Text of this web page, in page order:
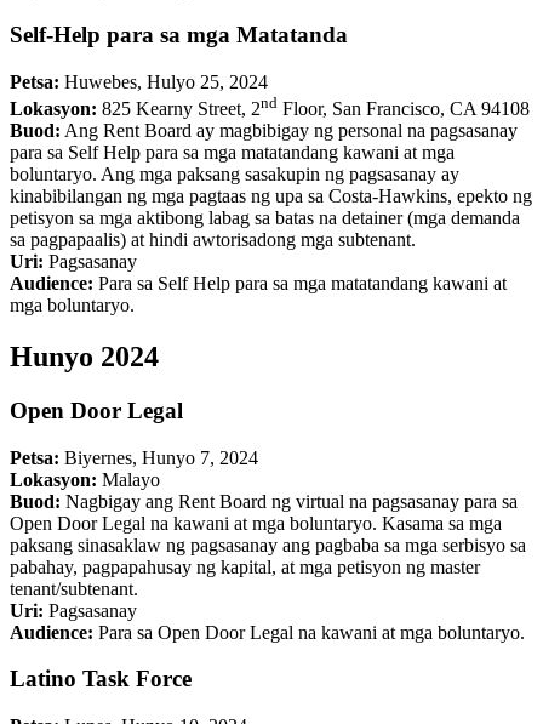
Self-Help para sa mga Matatanda
Petsa: Huwebes, Hulyo 25, 2024
Lokasyon: 825 Kearny Street, 2nd Floor, San Francisco, CA 94108
Buod: Ang Rent Board ay magbibigay ng personal na pagsasanay
para sa Self Help para sa mga matatandang kawani at mga
boluntaryo. Ang mga paksang sasakupin ng pagsasanay ay
kinabibilangan ng mga pagtaas ng upa sa Costa-Hawkins, epekto ng
petisyon sa mga aktibong labag sa batas na detainer (mga demanda
sa pagpapaalis) at hindi awtorisadong mga subtenant.
Uri: Pagsasanay
Audience: Para sa Self Help para sa mga matatandang kawani at
mga boluntaryo.
Hunyo 2024
Open Door Legal
Petsa: Biyernes, Hunyo 7, 2024
Lokasyon: Malayo
Buod: Nagbigay ang Rent Board ng virtual na pagsasanay para sa
Open Door Legal na kawani at mga boluntaryo. Kasama sa mga
paksang sinasaklaw ng pagsasanay ang pagbaba sa mga serbisyo sa
pabahay, pagpapahusay ng kapital, at mga petisyon ng master
tenant/subtenant.
Uri: Pagsasanay
Audience: Para sa Open Door Legal na kawani at mga boluntaryo.
Latino Task Force